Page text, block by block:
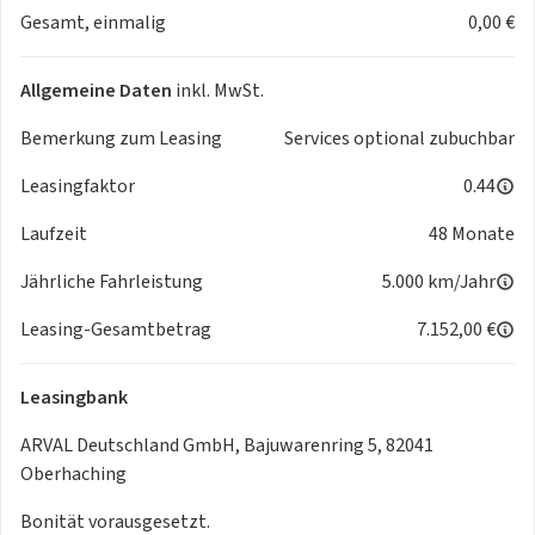
Zusätzlich gilt:
• Keine sichtbaren Beschädigungen der Reifen
• Keine erheblichen Abschürfungen, Absplitterungen oder
Verformungen der Felgen
Lackierung und Karosserie
Größere Lackschäden und größere Dellen werden im
Normale Gebrauchsspuren können jedoch bestehen bleiben,
• Kleine Kratzer und Steinschläge
• Kleinere Dellen, die keine Lackierung erfordern
bisherigen Nutzung des Fahrzeugs entsprechen
Die Windschutzscheibe weist keine Steinschläge im direkten
Sichtfeld des Fahrers oder am äußeren Scheibenrand auf.
Gesamt, einmalig
0,00 €
Allgemeine Daten inkl. MwSt.
Bemerkung zum Leasing
Services optional zubuchbar
Leasingfaktor
0.44
Laufzeit
48 Monate
Jährliche Fahrleistung
5.000 km/Jahr
Leasing-Gesamtbetrag
7.152,00 €
Leasingbank
ARVAL Deutschland GmbH, Bajuwarenring 5, 82041
Oberhaching
Bonität vorausgesetzt.